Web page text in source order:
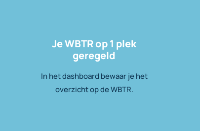
Je WBTR op 1 plek
geregeld
In het dashboard bewaar je het
overzicht op de WBTR.